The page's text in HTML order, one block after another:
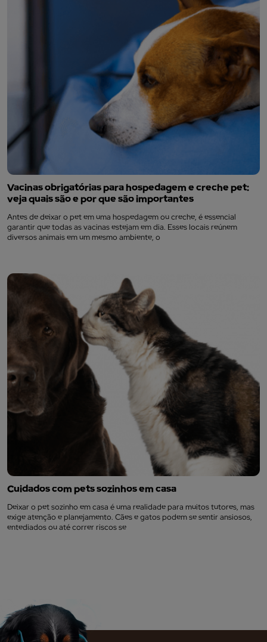
Vacinas obrigatórias para hospedagem e creche pet:
veja quais são e por que são importantes
Antes de deixar o pet em uma hospedagem ou creche, é essencial
garantir que todas as vacinas estejam em dia. Esses locais reúnem
diversos animais em um mesmo ambiente, o
Cuidados com pets sozinhos em casa
Deixar o pet sozinho em casa é uma realidade para muitos tutores, mas
exige atenção e planejamento. Cães e gatos podem se sentir ansiosos,
entediados ou até correr riscos se